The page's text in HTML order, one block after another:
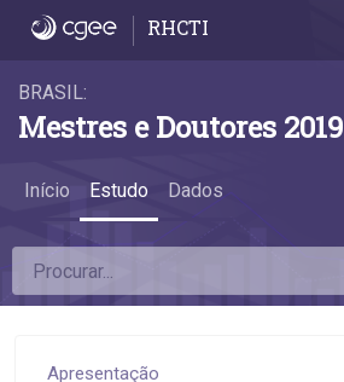
Glossário - Glossário
RHCTI
BRASIL:
Mestres e Doutores 2019
Início Estudo Dados
Apresentação